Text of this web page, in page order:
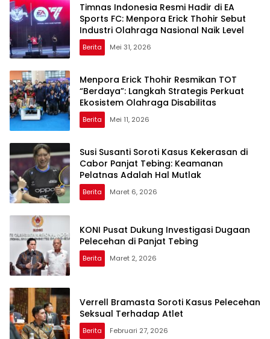
Timnas Indonesia Resmi Hadir di EA
Sports FC: Menpora Erick Thohir Sebut
Industri Olahraga Nasional Naik Level
Berita Mei 31, 2026
Menpora Erick Thohir Resmikan TOT
“Berdaya”: Langkah Strategis Perkuat
Ekosistem Olahraga Disabilitas
Berita Mei 11, 2026
Susi Susanti Soroti Kasus Kekerasan di
Cabor Panjat Tebing: Keamanan
Pelatnas Adalah Hal Mutlak
Berita Maret 6, 2026
KONI Pusat Dukung Investigasi Dugaan
Pelecehan di Panjat Tebing
Berita Maret 2, 2026
Verrell Bramasta Soroti Kasus Pelecehan
Seksual Terhadap Atlet
Berita Februari 27, 2026